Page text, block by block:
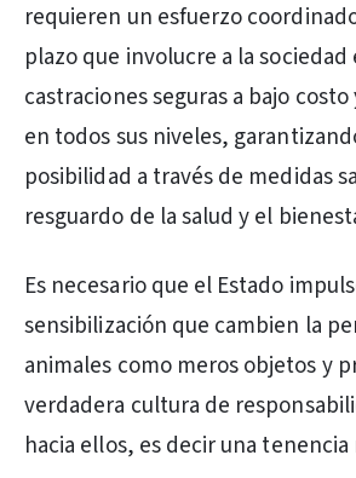
requieren un esfuerzo
plazo que involucre a la sociedad
castraciones seguras a bajo
en todos sus niveles,
posibilidad a través de medidas
resguardo de la salud y el
Es necesario que el Estado
sensibilización que cambien la
animales como meros objetos y
verdadera cultura de
hacia ellos, es decir una